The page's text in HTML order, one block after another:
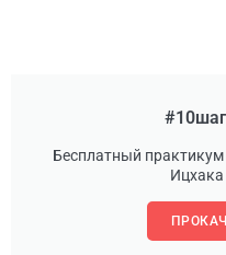
Бесплатный